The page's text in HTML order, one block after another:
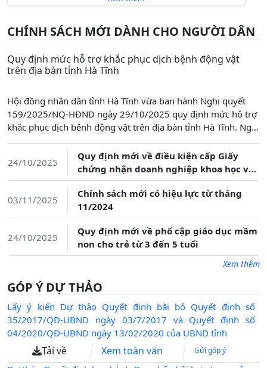
bão
gây ra
ống, lũ
2025
tháng 9
2025
CHÍNH SÁCH MỚI DÀNH CHO NGƯỜI DÂN
Quy định mức hỗ trợ khắc phục dịch bệnh động vật
trên địa bàn tỉnh Hà Tĩnh
Hội đồng nhân dân tỉnh Hà Tĩnh vừa ban hành Nghị quyết
159/2025/NQ-HĐND ngày 29/10/2025 quy định mức hỗ trợ
khắc phục dịch bệnh động vật trên địa bàn tỉnh Hà Tĩnh. Nghị
quyết nhằm cụ thể hóa chính sách của Trung ương và kịp
thời hỗ trợ người chăn nuôi, nuôi trồng thủy sản giảm thiểu
thiệt hại và phục hồi sản xuất sau dịch bệnh.
Chính sách mới có hiệu lực từ tháng
11/2024
24/10/2025
Quy định mới về điều kiện cấp Giấy
chứng nhận doanh nghiệp khoa học và
công nghệ
03/11/2025
Chính sách mới có hiệu lực từ tháng
11/2024
24/10/2025
Quy định mới về phổ cập giáo dục mầm
non cho trẻ từ 3 đến 5 tuổi
24/10/2025
Quy định mới về điều kiện cấp Giấy
chứng nhận doanh nghiệp khoa học và
công nghệ
Chính sách mới có hiệu lực từ tháng
11/2024
24/10/2025
Quy định mới về phổ cập giáo dục mầm
non cho trẻ từ 3 đến 5 tuổi
24/10/2025
Quy định mới về điều kiện cấp Giấy
chứng nhận doanh nghiệp khoa học và
Xem thêm
GÓP Ý DỰ THẢO
Lấy ý kiến Dự thảo Quyết định bãi bỏ Quyết định số
35/2017/QĐ-UBND ngày 03/7/2017 và Quyết định số
04/2020/QĐ-UBND ngày 13/02/2020 của UBND tỉnh
Tải về Xem toàn văn Gửi góp ý